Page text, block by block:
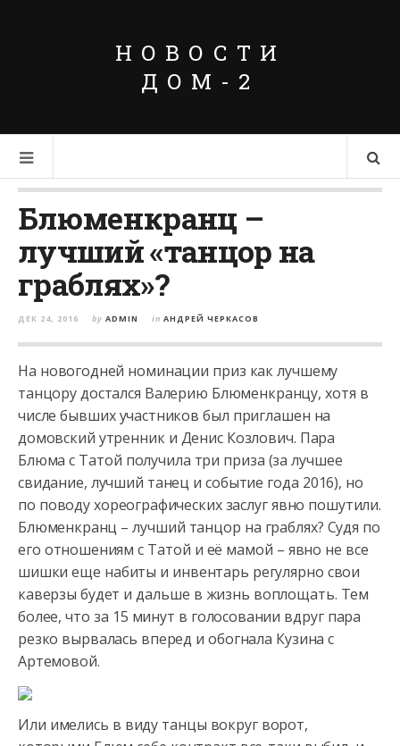
НОВОСТИ
ДОМ-2
Блюменкранц –
лучший «танцор на
граблях»?
ДЕК 24, 2016 by ADMIN in АНДРЕЙ ЧЕРКАСОВ
На новогодней номинации приз как лучшему
танцору достался Валерию Блюменкранцу, хотя в
числе бывших участников был приглашен на
домовский утренник и Денис Козлович. Пара
Блюма с Татой получила три приза (за лучшее
свидание, лучший танец и событие года 2016), но
по поводу хореографических заслуг явно пошутили.
Блюменкранц – лучший танцор на граблях? Судя по
его отношениям с Татой и её мамой – явно не все
шишки еще набиты и инвентарь регулярно свои
каверзы будет и дальше в жизнь воплощать. Тем
более, что за 15 минут в голосовании вдруг пара
резко вырвалась вперед и обогнала Кузина с
Артемовой.
Или имелись в виду танцы вокруг ворот,